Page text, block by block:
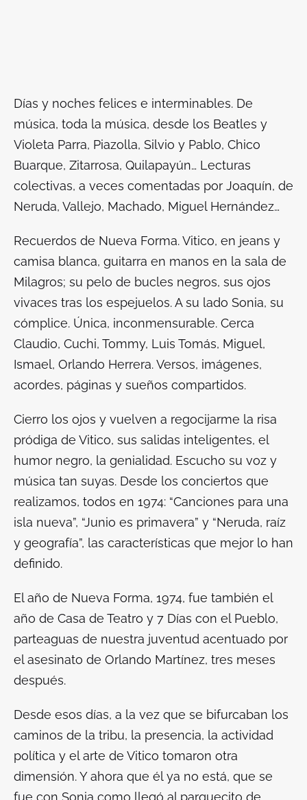
Días y noches felices e interminables. De
música, toda la música, desde los Beatles y
Violeta Parra, Piazolla, Silvio y Pablo, Chico
Buarque, Zitarrosa, Quilapayún… Lecturas
colectivas, a veces comentadas por Joaquín, de
Neruda, Vallejo, Machado, Miguel Hernández…
Recuerdos de Nueva Forma. Vitico, en jeans y
camisa blanca, guitarra en manos en la sala de
Milagros; su pelo de bucles negros, sus ojos
vivaces tras los espejuelos. A su lado Sonia, su
cómplice. Única, inconmensurable. Cerca
Claudio, Cuchi, Tommy, Luis Tomás, Miguel,
Ismael, Orlando Herrera. Versos, imágenes,
acordes, páginas y sueños compartidos.
Cierro los ojos y vuelven a regocijarme la risa
pródiga de Vitico, sus salidas inteligentes, el
humor negro, la genialidad. Escucho su voz y
música tan suyas. Desde los conciertos que
realizamos, todos en 1974: “Canciones para una
isla nueva”, “Junio es primavera” y “Neruda, raíz
y geografía”, las características que mejor lo han
definido.
El año de Nueva Forma, 1974, fue también el
año de Casa de Teatro y 7 Días con el Pueblo,
parteaguas de nuestra juventud acentuado por
el asesinato de Orlando Martínez, tres meses
después.
Desde esos días, a la vez que se bifurcaban los
caminos de la tribu, la presencia, la actividad
política y el arte de Vitico tomaron otra
dimensión. Y ahora que él ya no está, que se
fue con Sonia como llegó al parquecito de